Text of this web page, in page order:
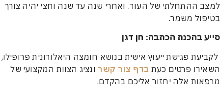
ההתחלתי של העור. ואחרי שנה עד שנה וחצי יהיה צורך
משמר.
בהכנת הכתבה: חן דגן
פגישת ייעוץ אישית בנושא חומצה היאלורונית פרופילו,
פרטים כעתבדף צור קשרונציג הצוות המקצועי של
אלה יחזור אליכם בהקדם.